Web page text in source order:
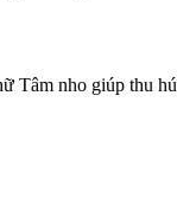
Tâm nho giúp thu